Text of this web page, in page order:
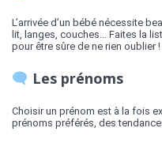
L’arrivée d’un bébé nécessite
lit, langes, couches… Faites la
pour être sûre de ne rien oublier !
Les prénoms
Choisir un prénom est à la fois
prénoms préférés, des